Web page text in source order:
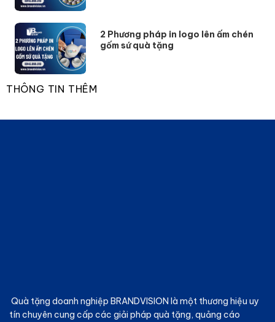
2 Phương pháp in logo lên ấm chén
gốm sứ quà tặng
THÔNG TIN THÊM
Quà tặng doanh nghiệp BRANDVISION là một thương hiệu uy
tín chuyên cung cấp các giải pháp quà tặng, quảng cáo